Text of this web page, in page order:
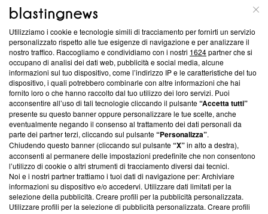
ABOUT
Questa sezione offre informazioni trasparenti su Blasting
News, sui nostri processi editoriali e su come ci impegniamo a
creare news di qualità. Inoltre, afferma la nostra aderenza a
‘Trust Project - News with Integrity’Blasting News non è
ancora membro del programma, ma ha richiesto di farne
parte; Trust Project non ha ancora effettuato una verifica di
conformità agli standard.
Su di noi
Team editoriale
Corporate
Redazione
Utilizziamo i cookie e tecnologie simili di tracciamento per fornirti un servizio
personalizzato rispetto alle tue esigenze di navigazione e per analizzare il
nostro traffico. Raccogliamo e condividiamo con i nostri 1624partner che si
occupano di analisi dei dati web, pubblicità e social media, alcune
informazioni sul tuo dispositivo, come l’indirizzo IP e le caratteristiche del tuo
dispositivo, i quali potrebbero combinarle con altre informazioni che hai
fornito loro o che hanno raccolto dal tuo utilizzo dei loro servizi. Puoi
acconsentire all’uso di tali tecnologie cliccando il pulsante“Accetta tutti”
presente su questo banner oppure personalizzare le tue scelte, anche
eventualmente negando il consenso al trattamento dei dati personali da
parte dei partner terzi, cliccando sul pulsante“Personalizza”.
Chiudendo questo banner (cliccando sul pulsante“X”in alto a destra),
acconsenti al permanere delle impostazioni predefinite che non consentono
l’utilizzo di cookie o altri strumenti di tracciamento diversi dai tecnici.
Noi e i nostri partner trattiamo i tuoi dati di navigazione per: Archiviare
informazioni su dispositivo e/o accedervi. Utilizzare dati limitati per la
selezione della pubblicità. Creare profili per la pubblicità personalizzata.
Utilizzare profili per la selezione di pubblicità personalizzata. Creare profili